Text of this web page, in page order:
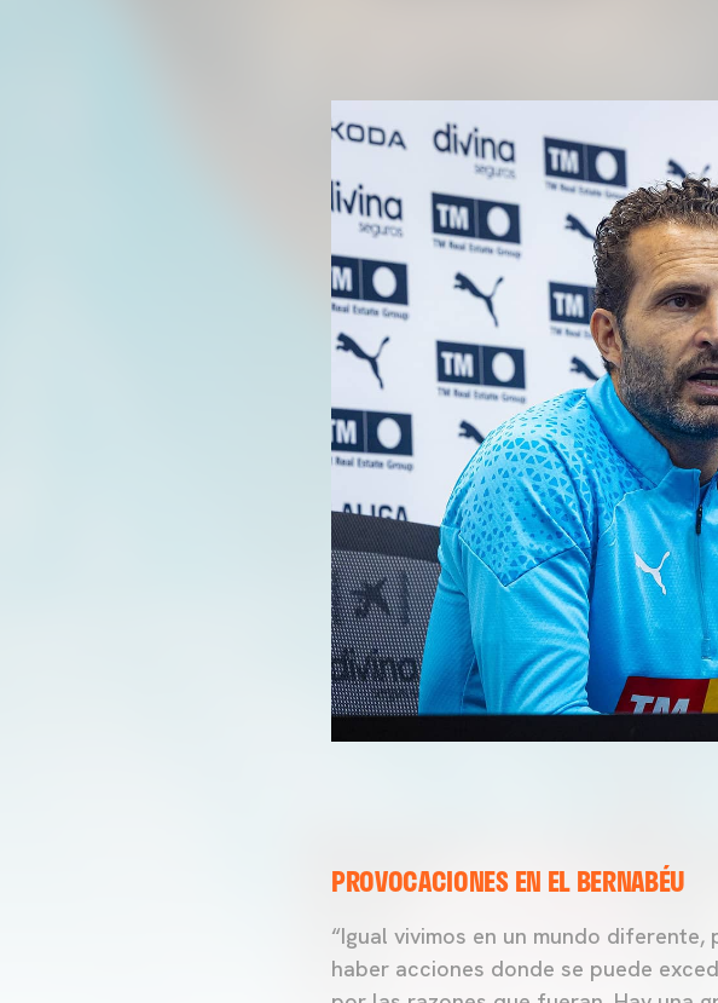
PROVOCACIONES EN EL BERNABÉU
“Igual vivimos en un mundo
haber acciones donde se puede